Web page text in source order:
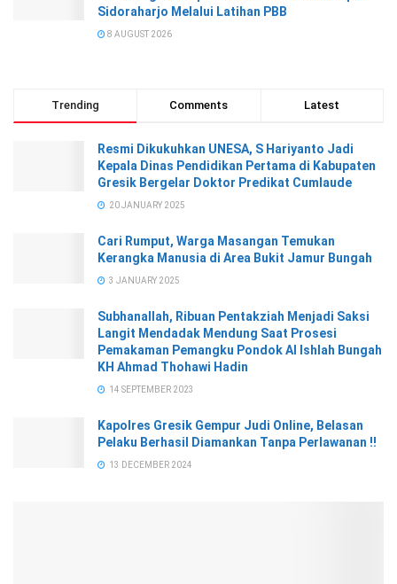
Sidoraharjo Melalui Latihan PBB
8 AUGUST 2026
Trending Comments Latest
Resmi Dikukuhkan UNESA, S Hariyanto Jadi
Kepala Dinas Pendidikan Pertama di Kabupaten
Gresik Bergelar Doktor Predikat Cumlaude
20 JANUARY 2025
Cari Rumput, Warga Masangan Temukan
Kerangka Manusia di Area Bukit Jamur Bungah
3 JANUARY 2025
Subhanallah, Ribuan Pentakziah Menjadi Saksi
Langit Mendadak Mendung Saat Prosesi
Pemakaman Pemangku Pondok Al Ishlah Bungah
KH Ahmad Thohawi Hadin
14 SEPTEMBER 2023
Kapolres Gresik Gempur Judi Online, Belasan
Pelaku Berhasil Diamankan Tanpa Perlawanan !!
13 DECEMBER 2024